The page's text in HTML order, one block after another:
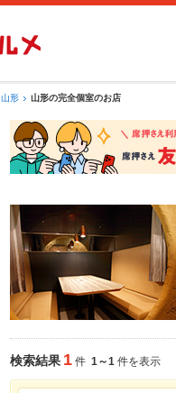
山形 山形の完全個室のお店
検索結果 1 件 1～1 件を表示